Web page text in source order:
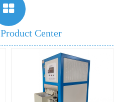
Product Center